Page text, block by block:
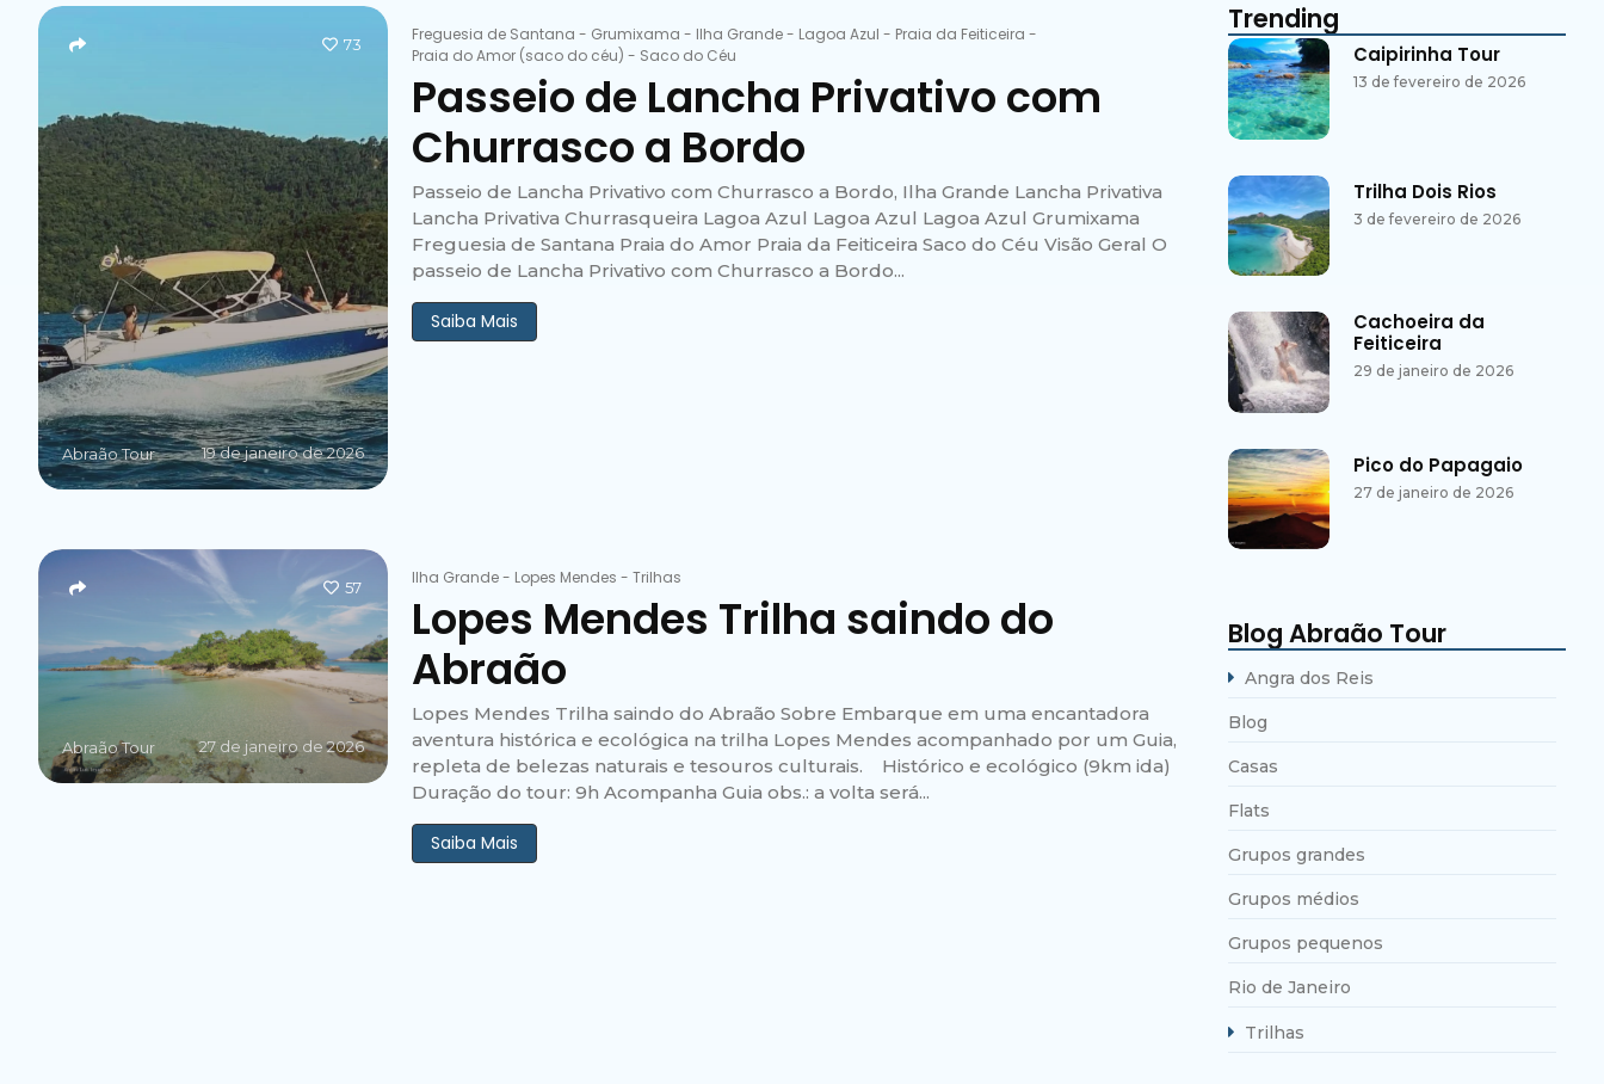
Abraão Tour 19 de janeiro de 2026
73 Freguesia de Santana - Grumixama - Ilha Grande- Lagoa Azul - Praia da Feiticeira -
Praia do Amor (saco do céu) - Saco do Céu
Passeio de Lancha Privativo com
Churrasco a Bordo
Passeio de Lancha Privativo com Churrasco a Bordo, Ilha Grande Lancha Privativa
Lancha Privativa Churrasqueira Lagoa Azul Lagoa Azul Lagoa Azul Grumixama
Freguesia de Santana Praia do Amor Praia da Feiticeira Saco do Céu Visão Geral O
passeio de Lancha Privativo com Churrasco a Bordo...
Saiba Mais
Abraão Tour 27 de janeiro de 2026
57 Ilha Grande- Lopes Mendes - Trilhas
Lopes Mendes Trilha saindo do
Abraão
Lopes Mendes Trilha saindo do Abraão Sobre Embarque em uma encantadora
aventura histórica e ecológica na trilha Lopes Mendes acompanhado por um Guia,
repleta de belezas naturais e tesouros culturais. Histórico e ecológico (9km ida)
Duração do tour: 9h Acompanha Guia obs.: a volta será...
Saiba Mais
Trending
Caipirinha Tour
13 de fevereiro de 2026
Trilha Dois Rios
3 de fevereiro de 2026
Cachoeira da
Feiticeira
29 de janeiro de 2026
Pico do Papagaio
27 de janeiro de 2026
Blog Abraão Tour
Angra dos Reis
Blog
Casas
Flats
Grupos grandes
Grupos médios
Grupos pequenos
Rio de Janeiro
Trilhas